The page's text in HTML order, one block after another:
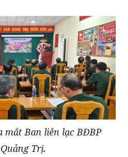
mắt Ban liên lạc BĐBP
Trị.